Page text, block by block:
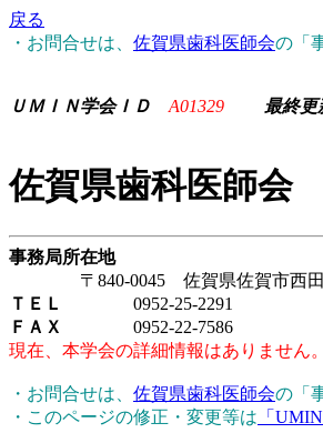
戻る
・お問合せは、 佐賀県歯科医師会の「
ＵＭＩＮ学会ＩＤ A01329 最終更
佐賀県歯科医師会
事務局所在地
〒840-0045 佐賀県佐賀市西田
ＴＥＬ
0952-25-2291
ＦＡＸ
0952-22-7586
現在、本学会の詳細情報はありません。
・お問合せは、 佐賀県歯科医師会の「
・このページの修正・変更等は 「